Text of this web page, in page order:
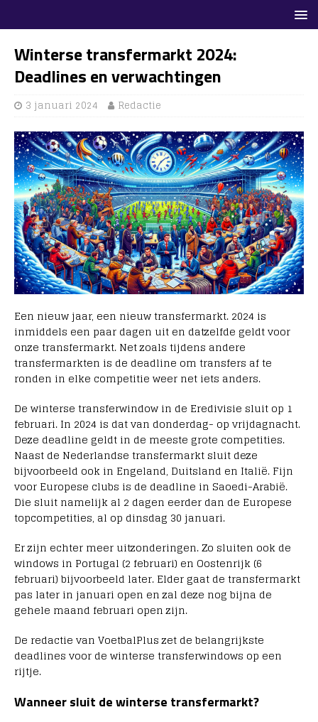
Winterse transfermarkt 2024:
Deadlines en verwachtingen
3 januari 2024 Redactie
Een nieuw jaar, een nieuw transfermarkt. 2024 is
inmiddels een paar dagen uit en datzelfde geldt voor
onze transfermarkt. Net zoals tijdens andere
transfermarkten is de deadline om transfers af te
ronden in elke competitie weer net iets anders.
De winterse transferwindow in de Eredivisie sluit op 1
februari. In 2024 is dat van donderdag- op vrijdagnacht.
Deze deadline geldt in de meeste grote competities.
Naast de Nederlandse transfermarkt sluit deze
bijvoorbeeld ook in Engeland, Duitsland en Italië. Fijn
voor Europese clubs is de deadline in Saoedi-Arabië.
Die sluit namelijk al 2 dagen eerder dan de Europese
topcompetities, al op dinsdag 30 januari.
Er zijn echter meer uitzonderingen. Zo sluiten ook de
windows in Portugal (2 februari) en Oostenrijk (6
februari) bijvoorbeeld later. Elder gaat de transfermarkt
pas later in januari open en zal deze nog bijna de
gehele maand februari open zijn.
De redactie van VoetbalPlus zet de belangrijkste
deadlines voor de winterse transferwindows op een
rijtje.
Wanneer sluit de winterse transfermarkt?